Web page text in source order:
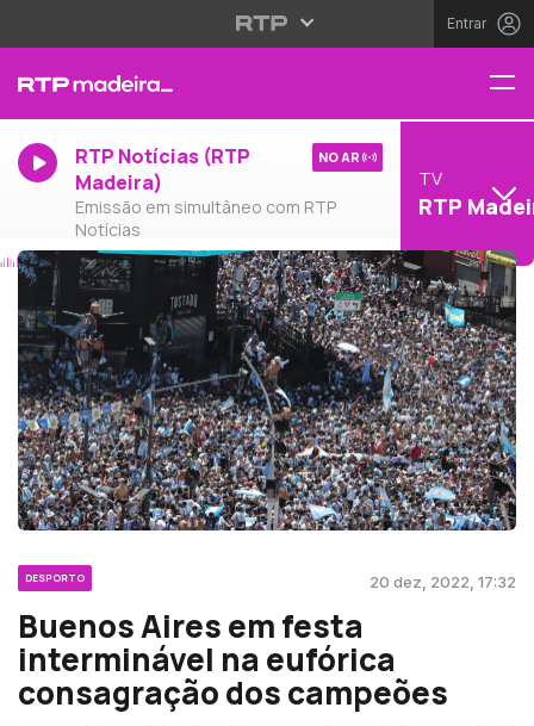
Entrar
RTP Notícias (RTP
Madeira)
Emissão em simultâneo com RTP
Notícias
NO AR
TV
RTP
DESPORTO 20 dez, 2022, 17:32
Buenos Aires em festa
interminável na eufórica
consagração dos campeões